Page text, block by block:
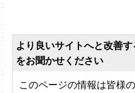
より良いサイトへと改善
をお聞かせください
このページの情報は皆様